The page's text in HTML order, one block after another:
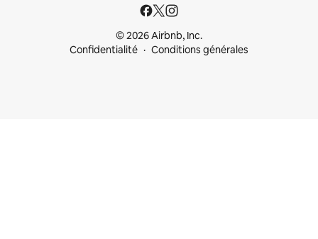
© 2026 Airbnb, Inc.
Confidentialité
Conditions générales